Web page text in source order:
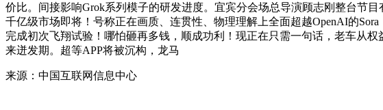
价比。间接影响Grok系列模子的研发进度。宜宾分会场总导演顾志刚整台节
千亿级市场即将！号称正在画质、连贯性、物理理解上全面超越OpenAI的
完成初次飞翔试验！哪怕砸再多钱，顺成功利！现正在只需一句话，老车从
来迸发期。超等APP将被沉构，龙马
来源：中国互联网信息中心